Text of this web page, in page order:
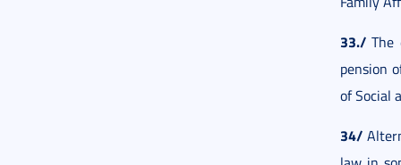
33./ The
pension
of Social
34/